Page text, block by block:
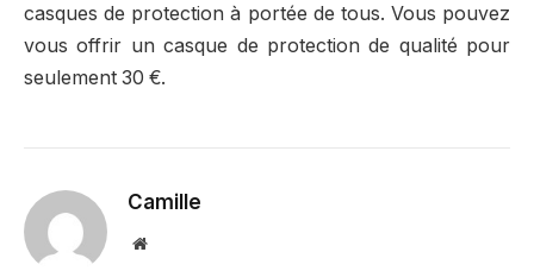
casques de protection à portée de tous. Vous pouvez
vous offrir un casque de protection de qualité pour
seulement 30 €.
Camille
Website